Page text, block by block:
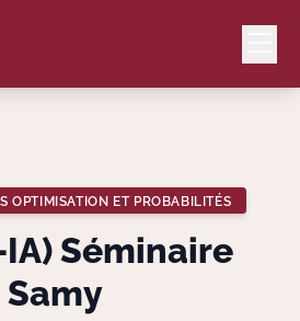
Lang
OPTIMISATION ET PROBABILITÉS
Séminaire
Samy